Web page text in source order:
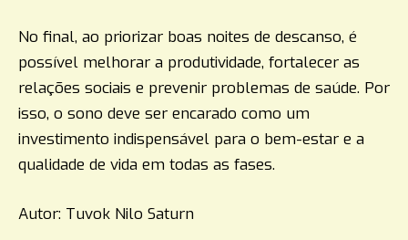
No final, ao priorizar boas noites de descanso, é
possível melhorar a produtividade, fortalecer as
relações sociais e prevenir problemas de saúde. Por
isso, o sono deve ser encarado como um
investimento indispensável para o bem-estar e a
qualidade de vida em todas as fases.
Autor: Tuvok Nilo Saturn